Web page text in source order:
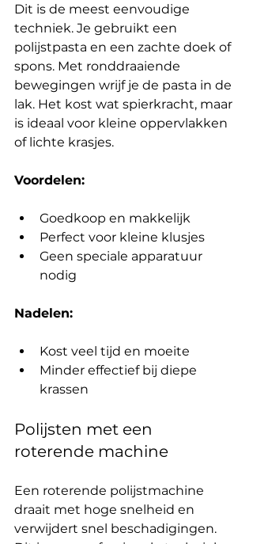
Dit is de meest eenvoudige
techniek. Je gebruikt een
polijstpasta en een zachte doek of
spons. Met ronddraaiende
bewegingen wrijf je de pasta in de
lak. Het kost wat spierkracht, maar
is ideaal voor kleine oppervlakken
of lichte krasjes.
Voordelen:
Goedkoop en makkelijk
Perfect voor kleine klusjes
Geen speciale apparatuur
nodig
Nadelen:
Kost veel tijd en moeite
Minder effectief bij diepe
krassen
Polijsten met een
roterende machine
Een roterende polijstmachine
draait met hoge snelheid en
verwijdert snel beschadigingen.